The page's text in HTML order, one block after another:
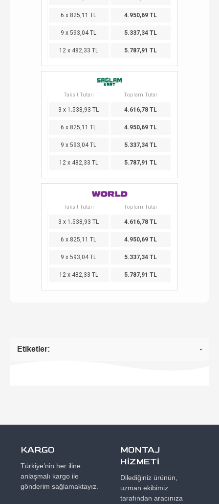
6 x 825,11 TL 4.950,69 TL
9 x 593,04 TL 5.337,34 TL
12 x 482,33 TL 5.787,91 TL
Taksit Tutarı Toplam Tutar
3 x 1.538,93 TL 4.616,78 TL
6 x 825,11 TL 4.950,69 TL
9 x 593,04 TL 5.337,34 TL
12 x 482,33 TL 5.787,91 TL
Taksit Tutarı Toplam Tutar
3 x 1.538,93 TL 4.616,78 TL
6 x 825,11 TL 4.950,69 TL
9 x 593,04 TL 5.337,34 TL
12 x 482,33 TL 5.787,91 TL
Etiketler: -
KARGO
Türkiye’nin her iline
anlaşmalı kargo ile
gönderim sağlamaktayız.
MONTAJ
HİZMETİ
Dilediğiniz ürünün,
uzman ekibimiz
tarafından aracınıza